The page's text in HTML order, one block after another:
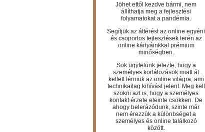
Jöhet ettől kezdve bármi, nem
állíthatja meg a fejlesztési
folyamatokat a pandémia.
Segítjük az áttérést az online egyéni
és csoportos fejlesztések terén az
online kártyáinkkal prémium
minőségben.
Sok ügyfelünk jelezte, hogy a
személyes korlátozások miatt át
kellett térniük az online világra, ami
technikailag kihívást jelent. Meg kell
szokni azt is, hogy a személyes
kontakt érzete eleinte csökken. De
ahogy belerázódunk, szinte már
nem érezzük a különbséget a
személyes és online találkozó
között.